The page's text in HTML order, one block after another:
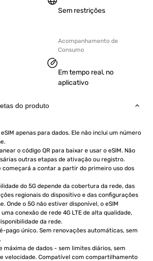
Sem restrições
Acompanhamento de
Consumo
Em tempo real, no
aplicativo
do produto
apenas para dados. Ele não inclui um número
o código QR para baixar e usar o eSIM. Não
outras etapas de ativação ou registro.
começará a contar a partir do primeiro uso dos
do 5G depende da cobertura da rede, das
regionais do dispositivo e das configurações
Onde o 5G não estiver disponível, o eSIM
conexão de rede 4G LTE de alta qualidade,
da rede.
pago único. Sem renovações automáticas, sem
máxima de dados - sem limites diários, sem
velocidade. Compatível com compartilhamento